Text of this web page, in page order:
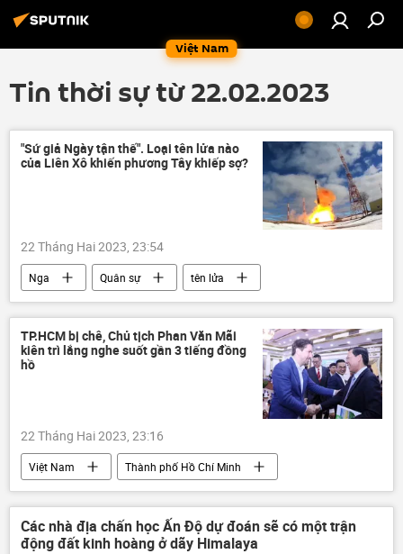
Việt Nam
Tin thời sự từ 22.02.2023
"Sứ giả Ngày tận thế". Loại tên lửa nào
của Liên Xô khiến phương Tây khiếp sợ?
22 Tháng Hai 2023, 23:54
Nga Quân sự
tên lửa
tên lửa Sarmat
Tổ hợp tên lửa Avangard
R-36M2
Quan điểm-Ý kiến
TP.HCM bị chê, Chủ tịch Phan Văn Mãi
kiên trì lắng nghe suốt gần 3 tiếng đồng
hồ
22 Tháng Hai 2023, 23:16
Việt Nam
Thành phố Hồ Chí Minh
Kinh tế
doanh nghiệp
hành chính
giao thông
môi trường
Các nhà địa chấn học Ấn Độ dự đoán sẽ có một trận
động đất kinh hoàng ở dãy Himalaya